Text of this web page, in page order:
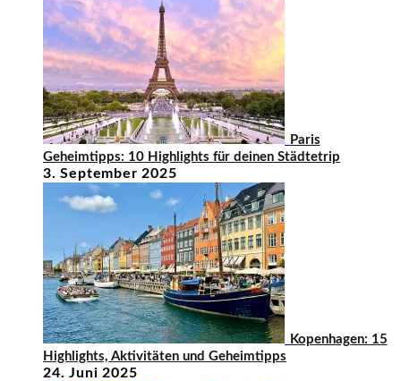
Paris
Geheimtipps: 10 Highlights für deinen Städtetrip
3. September 2025
Kopenhagen: 15
Highlights, Aktivitäten und Geheimtipps
24. Juni 2025